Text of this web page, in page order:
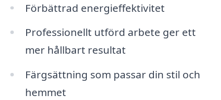
Förbättrad energieffektivitet
Professionellt utförd arbete ger ett
mer hållbart resultat
Färgsättning som passar din stil och
hemmet